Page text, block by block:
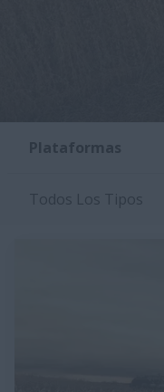
Plataformas
Todos Los Tipos